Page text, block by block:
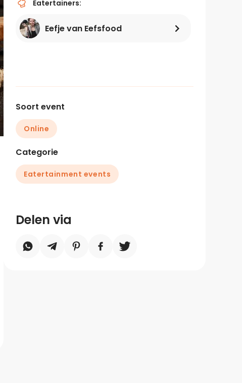
Eatertainers:
Eefje van Eefsfood
Soort event
Online
Categorie
Eatertainment events
Delen via